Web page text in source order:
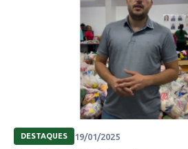
DESTAQUES 19/01/2025